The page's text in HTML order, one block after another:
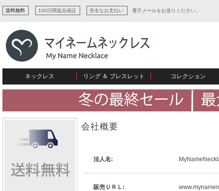
送料無料 100日間返品保証 安全なお支払い 電子メールをお送りください。
ネックレス
すべてコレクションを見る
ネームネックレス
プチネームネックレス
リング ＆ ブレスレット
リング
愛のブレスレット
コレクション
愛を表すコレクション
イニシャルジュエリー
誕生石コレクション
バーネックレスコレクション
ディスクとサークルのコレクション
ネームプレビュー
マザーズ
メンズ
ギフトコレクション
会社概要
法人名:
販売ＵＲＬ: